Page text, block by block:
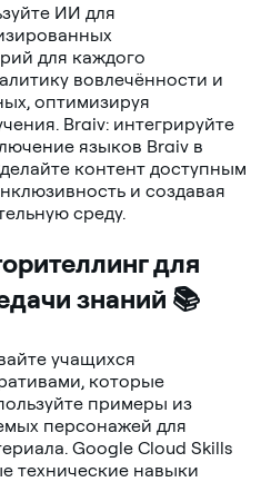
ИИ для
для каждого
вовлечённости и
оптимизируя
Braiv: интегрируйте
языков Braiv в
контент доступным
и создавая
среду.
для
знаний 📚
учащихся
которые
примеры из
персонажей для
Google Cloud Skills
технические навыки